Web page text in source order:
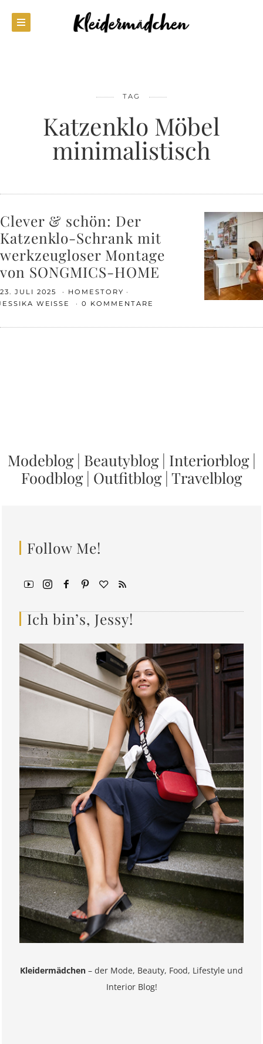
TAG
Katzenklo Möbel
minimalistisch
Clever & schön: Der
Katzenklo-Schrank mit
werkzeugloser Montage
von SONGMICS-HOME
23. JULI 2025
HOMESTORY
WEISSE
0 KOMMENTARE
Modeblog| Beautyblog| Interiorblog|
Foodblog| Outfitblog| Travelblog
Follow Me!
Ich bin’s, Jessy!
Kleidermädchen – der Mode, Beauty, Food, Lifestyle und
Interior Blog!